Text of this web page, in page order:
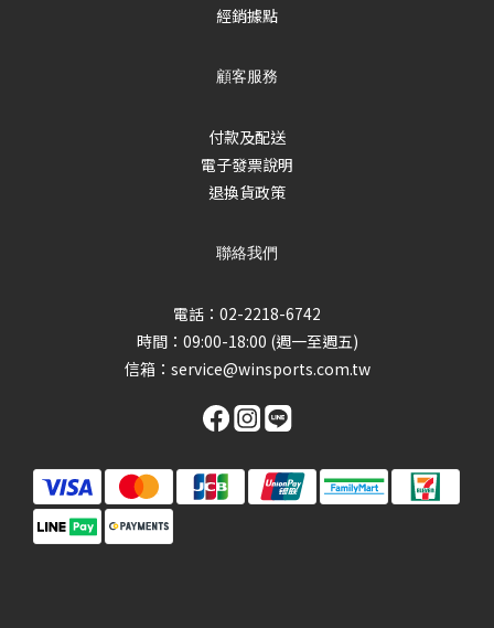
經銷據點
顧客服務
付款及配送
電子發票說明
退換貨政策
聯絡我們
電話：02-2218-6742
時間：09:00-18:00 (週一至週五)
信箱： service@winsports.com.tw